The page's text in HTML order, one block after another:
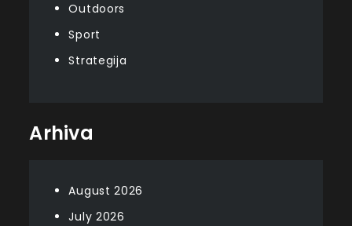
Outdoors
Sport
Strategija
Arhiva
August 2026
July 2026